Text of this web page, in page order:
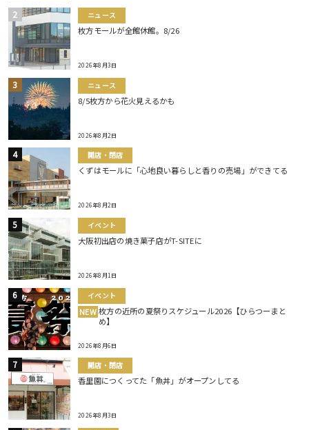
ニュース
枚方モールが全館休館。8/26
2026年8月3日
ニュース
8/5枚方から花火見えるかも
2026年8月2日
開店・閉店
くずはモールに「心地良い暮らしと香りの売場」ができてる
2026年8月2日
イベント
大阪初出店の焼き菓子店がT-SITEに
2026年8月1日
イベント
NEW 枚方の近所の夏祭りスケジュール2026【ひらつーまと
め】
2026年8月6日
開店・閉店
香里園につくってた「魚丼」がオープンしてる
2026年8月3日